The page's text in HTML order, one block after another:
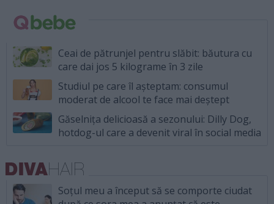
Ceai de pătrunjel pentru slăbit: băutura cu
care dai jos 5 kilograme în 3 zile
Studiul pe care îl așteptam: consumul
moderat de alcool te face mai deștept
Găselnița delicioasă a sezonului: Dilly Dog,
hotdog-ul care a devenit viral în social media
Soțul meu a început să se comporte ciudat